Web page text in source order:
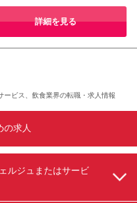
用期間満了後（査定によ
松町、⼋丁堀、茅場町、⽇本
⾖エリア：伊⾖高原 ■本社：
各ホテルもしくは本社のい
を伴うものを含む
詳細を見る
ービス、飲食業界の転職・求人情報
の求人
ルジュまたはサービ